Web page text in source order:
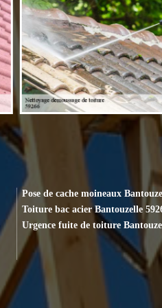
Pose de cache moineaux
Toiture bac acier Bantouzelle
Urgence fuite de toiture